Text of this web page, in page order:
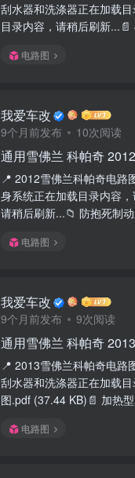
刮水器和洗涤器正在加载
目录内容，请稍后刷新
电路图
我爱车改
9个月前发布 10次阅读
通用雪佛兰 科帕奇
📍 2012雪佛兰科帕奇电路
身系统正在加载目录内容
请稍后刷新...📁 防抱死制
电路图
我爱车改
9个月前发布 9次阅读
通用雪佛兰 科帕奇
📍 2013雪佛兰科帕奇电路
刮水器和洗涤器正在加载
图.pdf (37.44 KB)📄 加热
电路图